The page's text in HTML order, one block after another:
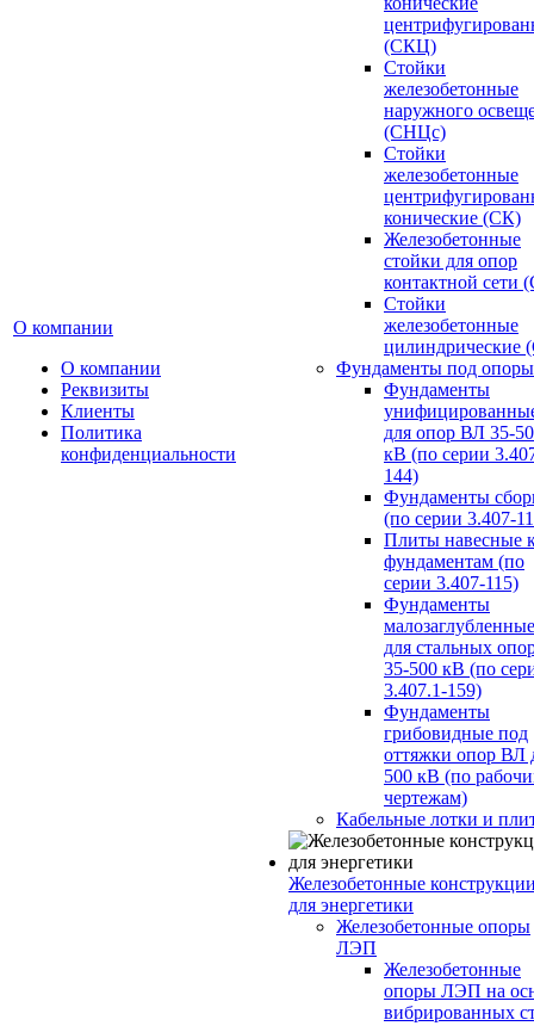
О компании
О компании
Реквизиты
Клиенты
Политика
конфиденциальности
(СКЦ)
Стойки
железобетонные
наружного
(СНЦс)
Стойки
железобетонные
конические (СК)
Железобетонные
стойки для опор
контактной сети
Стойки
железобетонные
цилиндрические
Фундаменты под опоры
Фундаменты
для опор ВЛ 35-
кВ (по серии
144)
Фундаменты
(по серии 3.407-
Плиты навесные
фундаментам (по
серии 3.407-115)
Фундаменты
малозаглубленные
для стальных
35-500 кВ (по
3.407.1-159)
Фундаменты
грибовидные под
оттяжки опор ВЛ
500 кВ (по
чертежам)
Кабельные лотки и
Железобетонные
для энергетики
Железобетонные опоры
ЛЭП
Железобетонные
опоры ЛЭП на
вибрированных